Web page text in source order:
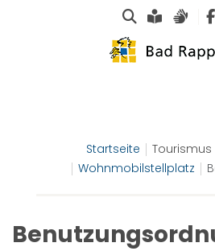
Suche
Leichte
Startseite Tourismus
Wohnmobilstellplatz